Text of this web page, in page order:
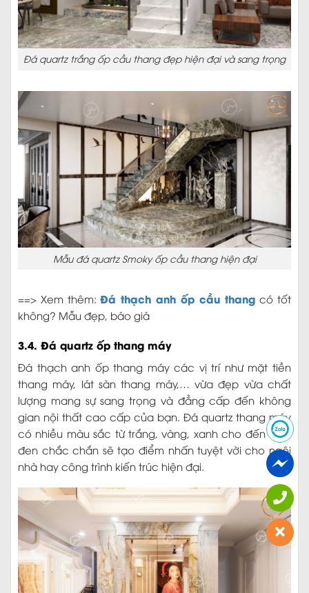
Đá quartz trắng ốp cầu thang đẹp hiện đại và sang trọng
Mẫu đá quartz Smoky ốp cầu thang hiện đại
==> Xem thêm:Đá thạch anh ốp cầu thang có tốt
không? Mẫu đẹp, báo giá
3.4. Đá quartz ốp thang máy
Đá thạch anh ốp thang máy các vị trí như mặt tiền
thang máy, lát sàn thang máy,… vừa đẹp vừa chất
lượng mang sự sang trọng và đẳng cấp đến không
gian nội thất cao cấp của bạn. Đá quartz thang máy
có nhiều màu sắc từ trắng, vàng, xanh cho đến nâu,
đen chắc chắn sẽ tạo điểm nhấn tuyệt vời cho ngôi
nhà hay công trình kiến trúc hiện đại.